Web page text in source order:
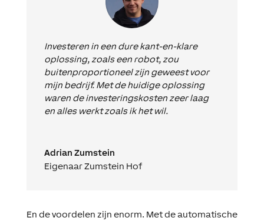
Investeren in een dure kant-en-klare
oplossing, zoals een robot, zou
buitenproportioneel zijn geweest voor
mijn bedrijf. Met de huidige oplossing
waren de investeringskosten zeer laag
en alles werkt zoals ik het wil.
Adrian Zumstein
Eigenaar Zumstein Hof
En de voordelen zijn enorm. Met de automatische